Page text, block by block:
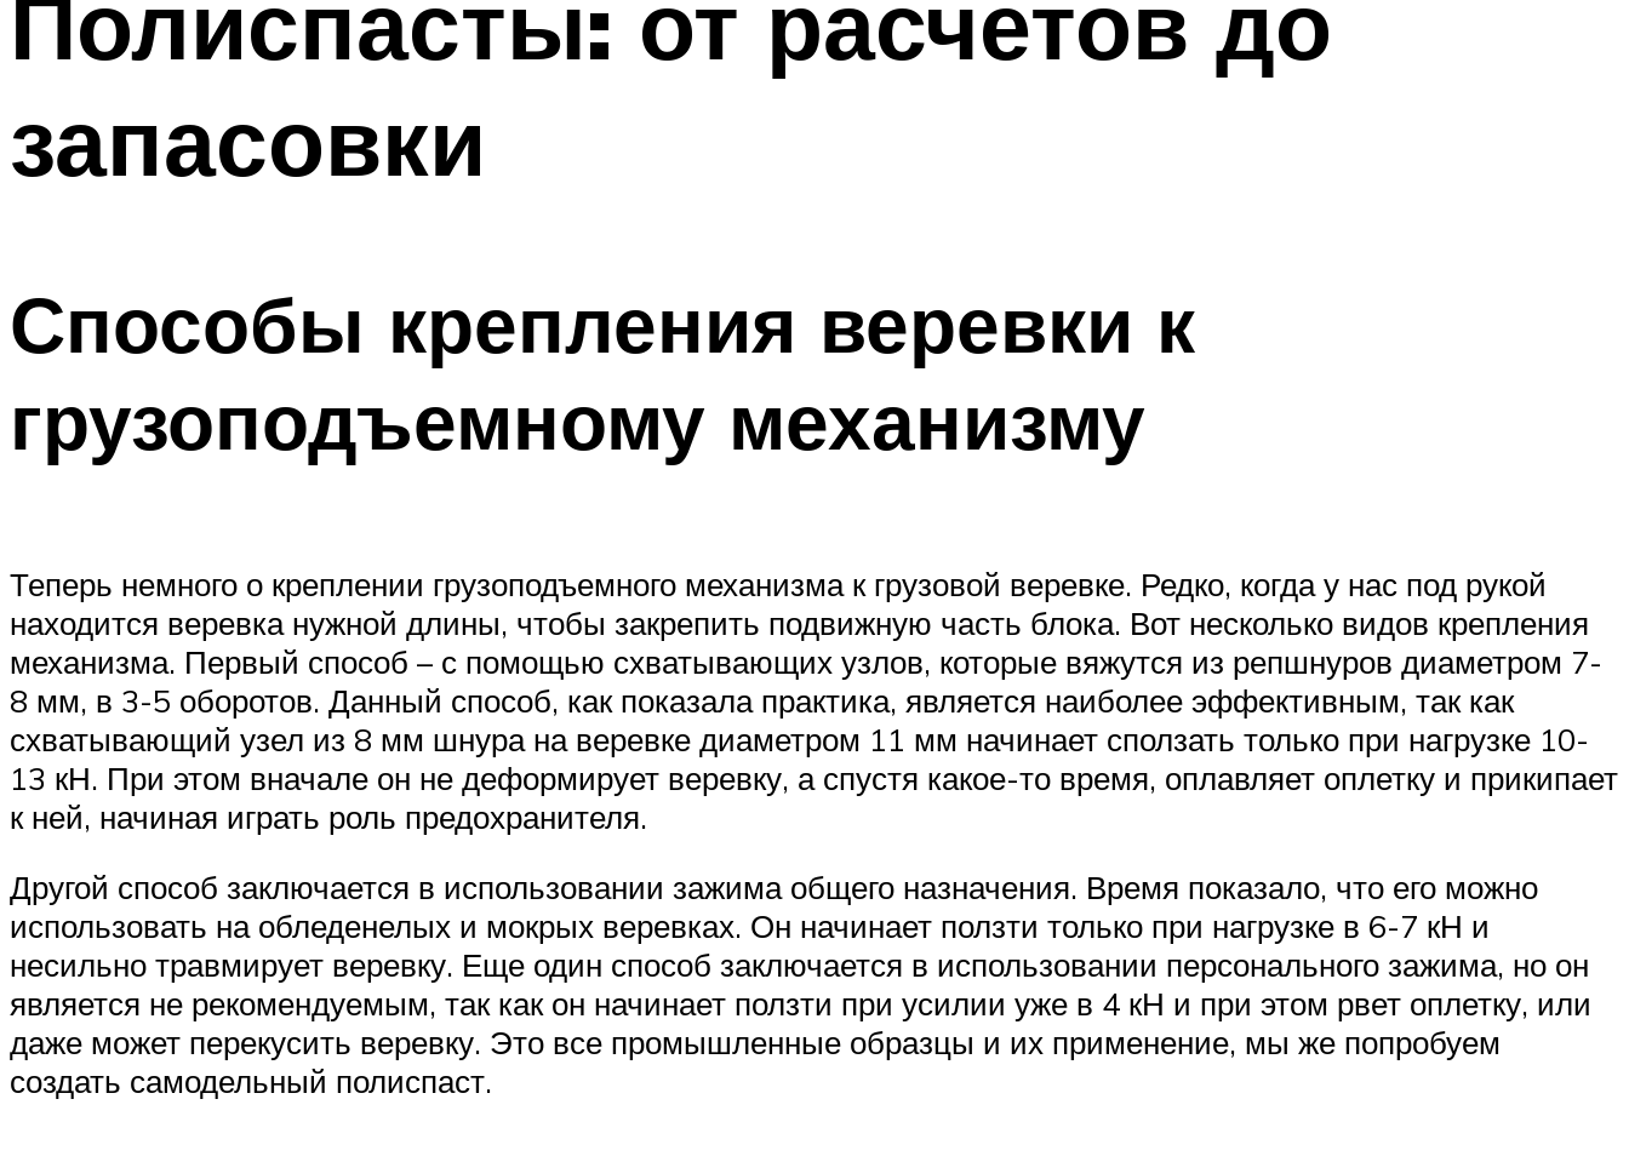
Полиспасты: от расчетов до
запасовки
Способы крепления веревки к
грузоподъемному механизму
Теперь немного о креплении грузоподъемного механизма к грузовой веревке. Редко, когда у нас под рукой
находится веревка нужной длины, чтобы закрепить подвижную часть блока. Вот несколько видов крепления
механизма. Первый способ – с помощью схватывающих узлов, которые вяжутся из репшнуров диаметром 7-
8 мм, в 3-5 оборотов. Данный способ, как показала практика, является наиболее эффективным, так как
схватывающий узел из 8 мм шнура на веревке диаметром 11 мм начинает сползать только при нагрузке 10-
13 кН. При этом вначале он не деформирует веревку, а спустя какое-то время, оплавляет оплетку и прикипает
к ней, начиная играть роль предохранителя.
Другой способ заключается в использовании зажима общего назначения. Время показало, что его можно
использовать на обледенелых и мокрых веревках. Он начинает ползти только при нагрузке в 6-7 кН и
несильно травмирует веревку. Еще один способ заключается в использовании персонального зажима, но он
является не рекомендуемым, так как он начинает ползти при усилии уже в 4 кН и при этом рвет оплетку, или
даже может перекусить веревку. Это все промышленные образцы и их применение, мы же попробуем
создать самодельный полиспаст.